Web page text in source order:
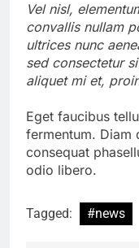
Vel nisl,
convallis nullam
ultrices nunc
sed consectetur
aliquet mi et,
Eget faucibus
fermentum. Diam
consequat
odio libero.
Tagged: #news